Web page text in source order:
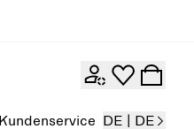
Kundenservice DE | DE